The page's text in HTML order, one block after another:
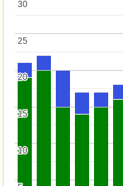
10
10
15
15
20
20
25
25
30
30